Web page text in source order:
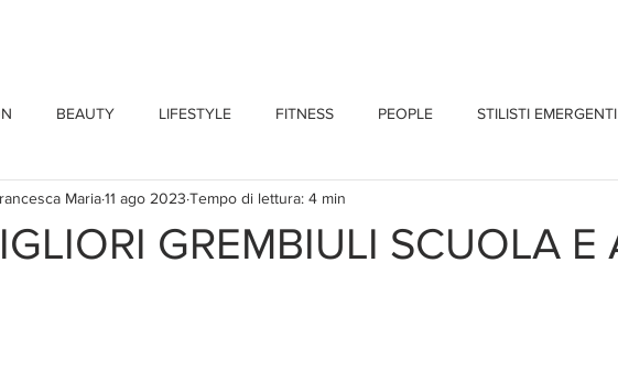
BEAUTY LIFESTYLE FITNESS PEOPLE STILISTI EMERGENTI
GREMBIULI SCUOLA E
Maria11 ago 2023 Tempo di lettura: 4 min